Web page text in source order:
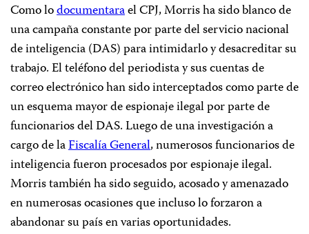
Como lodocumentarael CPJ, Morris ha sido blanco de
una campaña constante por parte del servicio nacional
de inteligencia (DAS) para intimidarlo y desacreditar su
trabajo. El teléfono del periodista y sus cuentas de
correo electrónico han sido interceptados como parte de
un esquema mayor de espionaje ilegal por parte de
funcionarios del DAS. Luego de una investigación a
cargo de laFiscalía General, numerosos funcionarios de
inteligencia fueron procesados por espionaje ilegal.
Morris también ha sido seguido, acosado y amenazado
en numerosas ocasiones que incluso lo forzaron a
abandonar su país en varias oportunidades.